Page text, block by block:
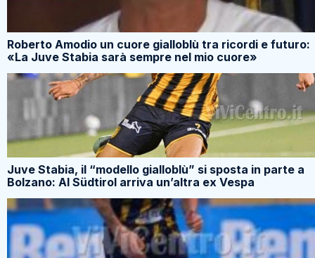
Roberto Amodio un cuore gialloblù tra ricordi e futuro:
«La Juve Stabia sarà sempre nel mio cuore»
Juve Stabia, il “modello gialloblù” si sposta in parte a
Bolzano: Al Südtirol arriva un’altra ex Vespa